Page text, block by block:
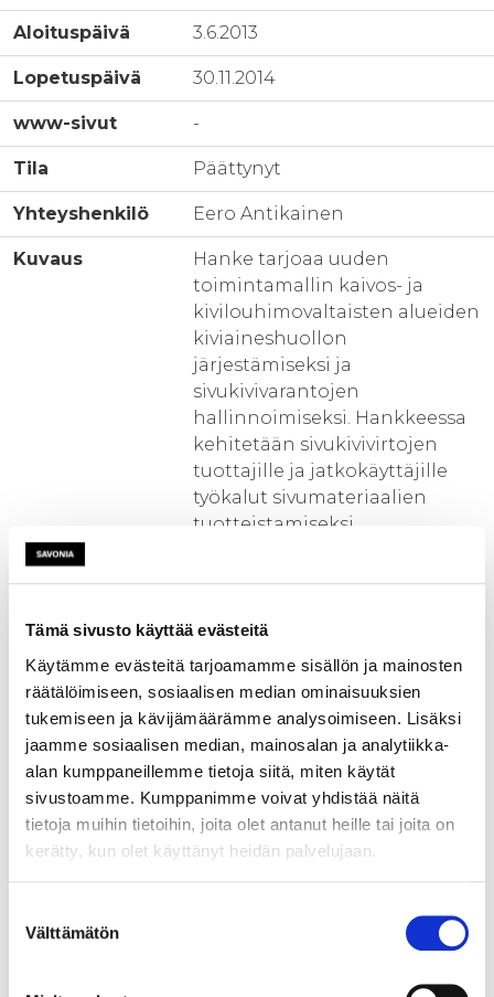
Tämä sivusto käyttää evästeitä
Käytämme evästeitä tarjoamamme sisällön ja mainosten
räätälöimiseen, sosiaalisen median ominaisuuksien
tukemiseen ja kävijämäärämme analysoimiseen. Lisäksi
jaamme sosiaalisen median, mainosalan ja analytiikka-
alan kumppaneillemme tietoja siitä, miten käytät
sivustoamme. Kumppanimme voivat yhdistää näitä
tietoja muihin tietoihin, joita olet antanut heille tai joita on
kerätty, kun olet käyttänyt heidän palvelujaan.
valinta
Välttämätön
Aloituspäivä 3.6.2013
Lopetuspäivä 30.11.2014
www-sivut -
Tila Päättynyt
Yhteyshenkilö Eero Antikainen
Kuvaus
Hanke tarjoaa uuden
toimintamallin kaivos- ja
kivilouhimovaltaisten alueiden
kiviaineshuollon
järjestämiseksi ja
sivukivivarantojen
hallinnoimiseksi. Hankkeessa
kehitetään sivukivivirtojen
tuottajille ja jatkokäyttäjille
työkalut sivumateriaalien
tuotteistamiseksi
kaivosten ja kivilouhimoiden
aktiivisen elinkaaren aikana.
Hankkeen tarkoitus on
integroida kaivosten ja
louhimoiden tuottamat
sivukivet ja kivipohjaiset
kaivannaisjätteet osaksi
alueellista rakentamisen
kiviainesten tilinpitoa,
kaupankäyntiä, jolloin ne
voidaan ottaa huomioon jo